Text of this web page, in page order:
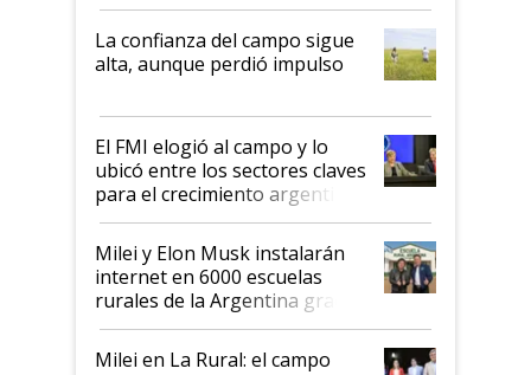
plata a un hijo para droga":
Juan Félix Rossetti, el libertario
que de una dura crisis salió
de Milei
La confianza del campo sigue
alta, aunque perdió impulso
El FMI elogió al campo y lo
ubicó entre los sectores claves
para el crecimiento argentino
Milei y Elon Musk instalarán
internet en 6000 escuelas
rurales de la Argentina gracias
a un acuerdo con Starlink
Milei en La Rural: el campo